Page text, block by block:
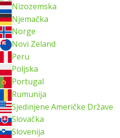
Nizozemska
Njemačka
Norge
Novi Zeland
Peru
Poljska
Portugal
Rumunija
Sjedinjene Američke Države
Slovačka
Slovenija